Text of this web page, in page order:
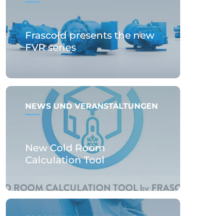
Frascold presents the new
FVR series
NEWS UND VERANSTALTUNGEN
New Cold Room
Calculation Tool